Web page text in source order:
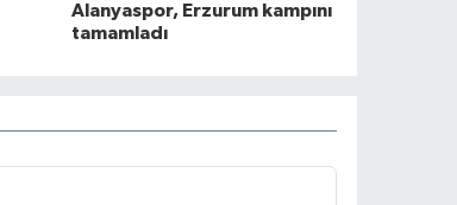
Alanyaspor, Erzurum kampını
tamamladı